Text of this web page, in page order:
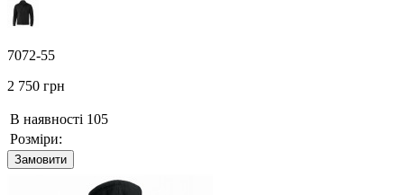
7072-55
2 750 грн
В наявності 105
Розміри:
Замовити